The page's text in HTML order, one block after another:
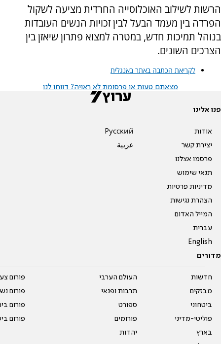
הרשות לשילוב האוכלוסייה החרדית מציעה לשקול
הפרדה בין מעמד הבעל לבין זכויות הנשים העובדות
בנוהל תמיכות חדש, במטרה למצוא פתרון שיאזן בין
הצרכים השונים.
לקריאת הכתבה באתר באנגלית
מצאתם טעות או פרסומת לא ראויה? דווחו לנו
פנו אלינו
אודות
יצירת קשר
פרסמו אצלנו
תנאי שימוש
מדיניות פרטיות
הצהרת נגישות
המייל האדום
עברית
English
Pусский
عربية
מדורים
חדשות
מבזקים
ביטחוני
פוליטי-מדיני
בארץ
העולם הערבי
תרבות ופנאי
ספורט
פורומים
יהדות
פורום
פורום
פורום
פורום